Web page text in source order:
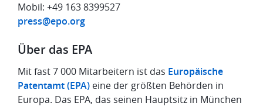
Mobil: +49 163 8399527
press@epo.org
Über das EPA
Mit fast 7 000 Mitarbeitern ist das Europäische
Patentamt (EPA) eine der größten Behörden in
Europa. Das EPA, das seinen Hauptsitz in München